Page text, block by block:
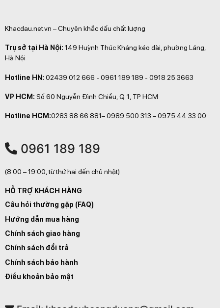
Khacdau.net.vn – Chuyên khắc dấu chất lượng
Trụ sở tại Hà Nội: 149 Huỳnh Thúc Kháng kéo dài, phường Láng,
Hà Nội
Hotline HN: 02439 012 666 - 0961 189 189 - 0918 25 3663
VP HCM: Số 60 Nguyễn Đình Chiểu, Q. 1, TP HCM
Hotline HCM:0283 88 66 881– 0989 500 313 – 0975 44 33 00
0961 189 189
(8:00 – 19:00, từ thứ hai đến chủ nhật)
HỖ TRỢ KHÁCH HÀNG
Câu hỏi thường gặp (FAQ)
Hướng dẫn mua hàng
Chính sách giao hàng
Chính sách đổi trả
Chính sách bảo hành
Điều khoản bảo mật